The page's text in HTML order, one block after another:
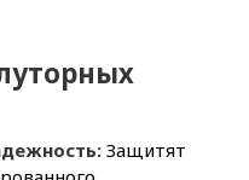
Защитят